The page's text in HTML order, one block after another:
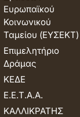
Ευρωπαϊκού
Κοινωνικού
Ταμείου (ΕΥΣΕΚΤ)
Επιμελητήριο
Δράμας
ΚΕΔΕ
Ε.Ε.Τ.Α.Α.
ΚΑΛΛΙΚΡΑΤΗΣ